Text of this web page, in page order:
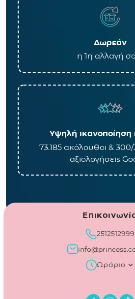
Δωρεάν
η 1η αλλαγή
Υψηλή
73.185 ακόλουθοι &
αξιολογήσεις
2512512999
Ωράριο